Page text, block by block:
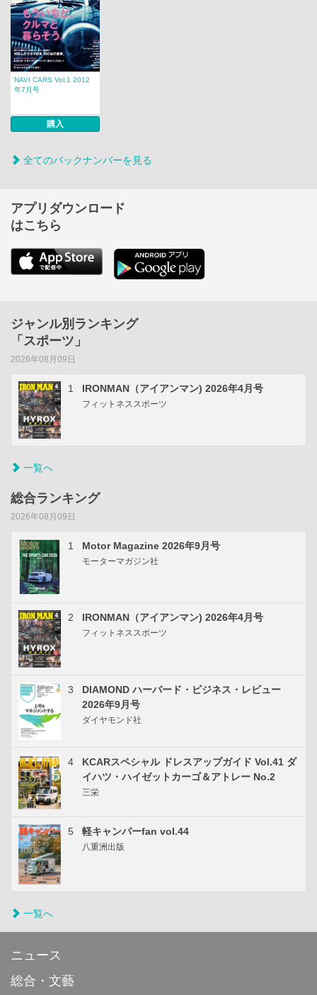
NAVI CARS Vol.1 2012
年7月号
購入
全てのバックナンバーを見る
アプリダウンロード
はこちら
ジャンル別ランキング
「スポーツ」
2026年08月09日
1 IRONMAN（アイアンマン) 2026年4月号
フィットネススポーツ
一覧へ
総合ランキング
2026年08月09日
1 Motor Magazine 2026年9月号
モーターマガジン社
2 IRONMAN（アイアンマン) 2026年4月号
フィットネススポーツ
3
DIAMOND ハーバード・ビジネス・レビュー
2026年9月号
ダイヤモンド社
4
KCARスペシャル ドレスアップガイド Vol.41 ダ
イハツ・ハイゼットカーゴ＆アトレー No.2
三栄
5 軽キャンパーfan vol.44
八重洲出版
一覧へ
ニュース
総合・文藝